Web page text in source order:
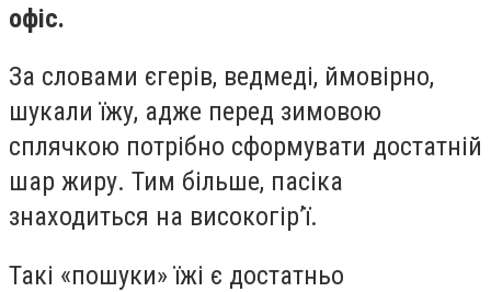
офіс.
За словами єгерів, ведмеді, ймовірно,
шукали їжу, адже перед зимовою
сплячкою потрібно сформувати достатній
шар жиру. Тим більше, пасіка
знаходиться на високогір’ї.
Такі «пошуки» їжі є достатньо